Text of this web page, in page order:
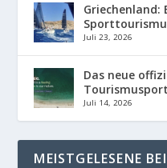
Griechenland:
Juli 23, 2026
Das neue
Juli 14, 2026
MEISTGELESENE